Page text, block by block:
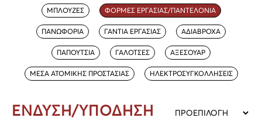
ΜΠΛΟΥΖΕΣ ΦΟΡΜΕΣ ΕΡΓΑΣΙΑΣ/ΠΑΝΤΕΛΟΝΙΑ
ΠΑΝΩΦΟΡΙΑ ΓΑΝΤΙΑ ΕΡΓΑΣΙΑΣ ΑΔΙΑΒΡΟΧΑ
ΠΑΠΟΥΤΣΙΑ ΓΑΛΟΤΣΕΣ ΑΞΕΣΟΥΑΡ
ΜΕΣΑ ΑΤΟΜΙΚΗΣ ΠΡΟΣΤΑΣΙΑΣ ΗΛΕΚΤΡΟΣΥΓΚΟΛΛΗΣΕΙΣ
ΕΝΔΥΣΗ/ΥΠΟΔΗΣΗ